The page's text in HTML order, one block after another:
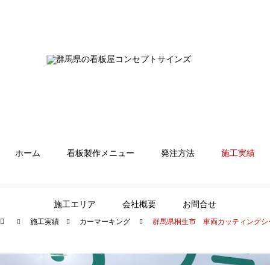
ホーム 看板製作メニュー 発注方法 施工実績
施工エリア 会社概要 お問合せ
施工実績 カーマーキング 群馬県桐生市 車両カッティング